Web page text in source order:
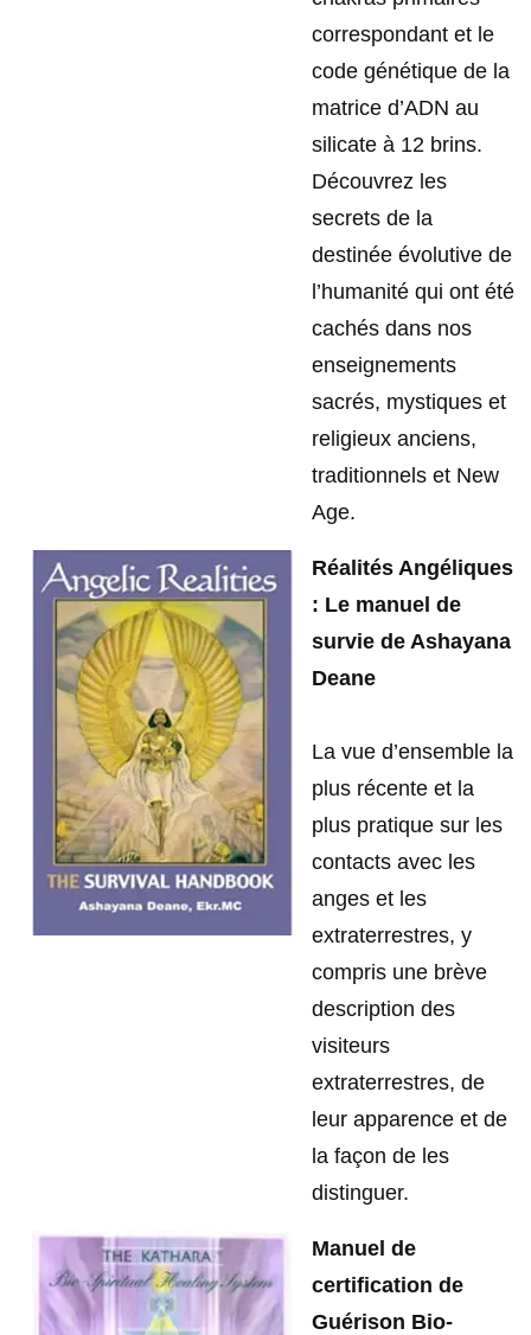
correspondant et le
code génétique de la
matrice d’ADN au
silicate à 12 brins.
Découvrez les
secrets de la
destinée évolutive de
l’humanité qui ont été
cachés dans nos
enseignements
sacrés, mystiques et
religieux anciens,
traditionnels et New
Age.
Réalités Angéliques
: Le manuel de
survie de Ashayana
Deane
La vue d’ensemble la
plus récente et la
plus pratique sur les
contacts avec les
anges et les
extraterrestres, y
compris une brève
description des
visiteurs
extraterrestres, de
leur apparence et de
la façon de les
distinguer.
Manuel de
certification de
Guérison Bio-